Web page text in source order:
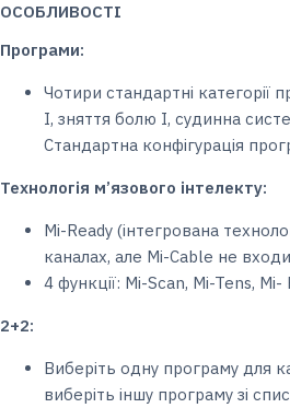
ОСОБЛИВОСТІ
Програми:
Чотири стандартні категорії
I, зняття болю I, судинна
Стандартна конфігурація
Технологія м’язового інтелекту:
Mi-Ready (інтегрована
каналах, але Mi-Cable не
4 функції: Mi-Scan, Mi-Tens,
2+2:
Виберіть одну програму для
виберіть іншу програму зі